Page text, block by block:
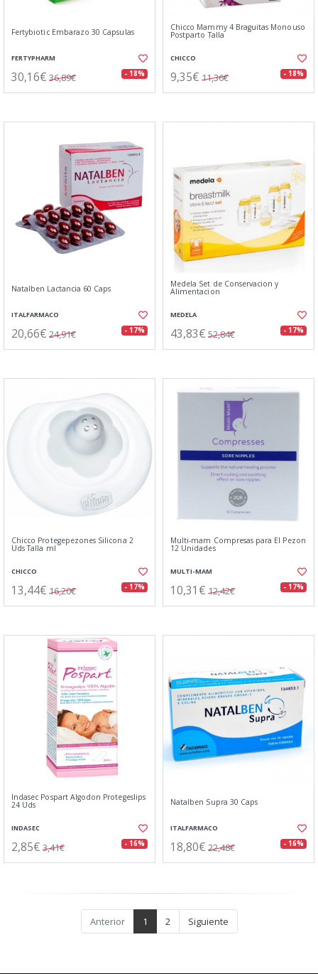
Fertybiotic Embarazo 30 Capsulas
FERTYPHARM
30,16€ 36,89€ - 18%
Chicco Mammy 4 Braguitas Monouso
Postparto Talla
CHICCO
9,35€ 11,36€ - 18%
Natalben Lactancia 60 Caps
ITALFARMACO
20,66€ 24,91€ - 17%
Medela Set de Conservacion y
Alimentacion
MEDELA
43,83€ 52,84€ - 17%
Chicco Protegepezones Silicona 2
Uds Talla ml
CHICCO
13,44€ 16,20€ - 17%
Multi-mam Compresas para El Pezon
12 Unidades
MULTI-MAM
10,31€ 12,42€ - 17%
Indasec Pospart Algodon Protegeslips
24 Uds
INDASEC
2,85€ 3,41€ - 16%
Natalben Supra 30 Caps
ITALFARMACO
18,80€ 22,48€ - 16%
Anterior 1 2 Siguiente